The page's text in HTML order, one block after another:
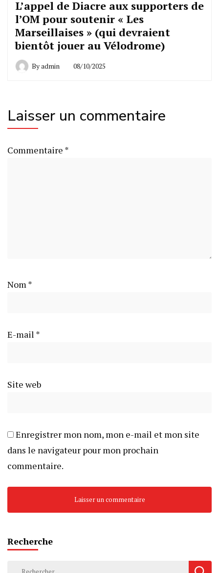
L’appel de Diacre aux supporters de
l’OM pour soutenir « Les
Marseillaises » (qui devraient
bientôt jouer au Vélodrome)
Byadmin 08/10/2025
Laisser un commentaire
Commentaire *
Nom *
E-mail *
Site web
Enregistrer mon nom, mon e-mail et mon site
dans le navigateur pour mon prochain
commentaire.
Recherche
Rechercher :